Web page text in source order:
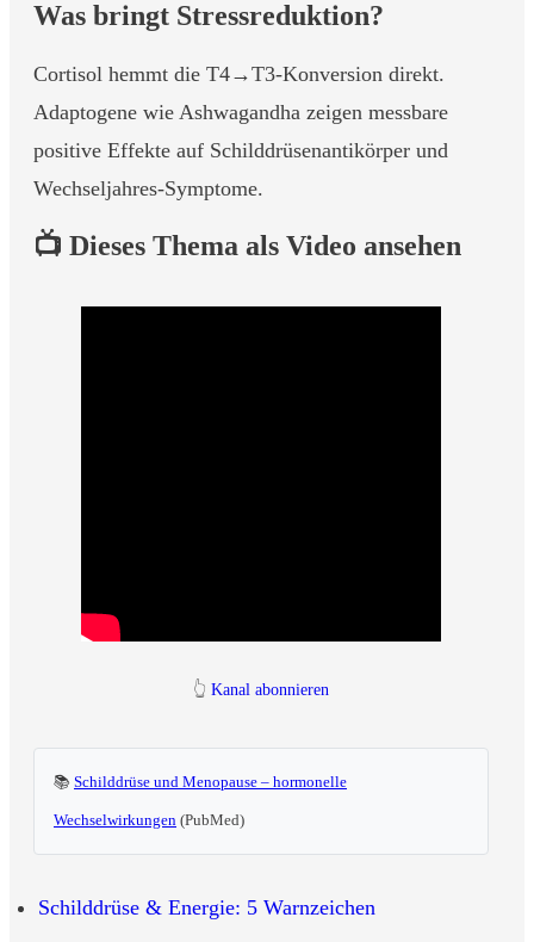
Was bringt Stressreduktion?
Cortisol hemmt die T4→T3-Konversion direkt.
Adaptogene wie Ashwagandha zeigen messbare
positive Effekte auf Schilddrüsenantikörper und
Wechseljahres-Symptome.
📺 Dieses Thema als Video ansehen
👆 Kanal abonnieren
📚 Schilddrüse und Menopause – hormonelle
Wechselwirkungen (PubMed)
Schilddrüse & Energie: 5 Warnzeichen